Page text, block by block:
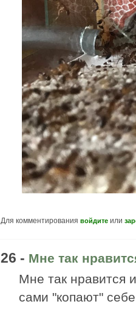
Для комментирования войдите или
26 - Мне так
Мне так нравится
сами "копают"